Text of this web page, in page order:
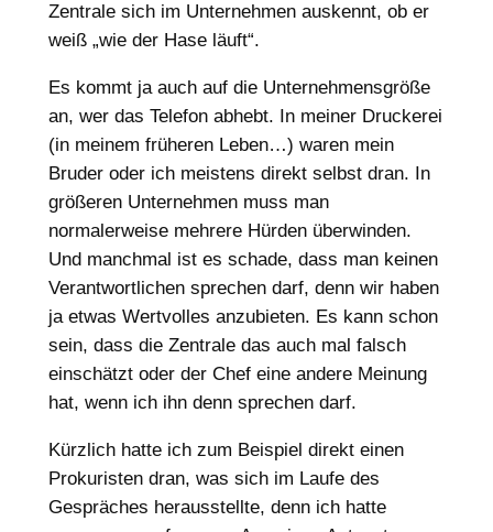
Zentrale sich im Unternehmen auskennt, ob er
weiß „wie der Hase läuft“.
Es kommt ja auch auf die Unternehmensgröße
an, wer das Telefon abhebt. In meiner Druckerei
(in meinem früheren Leben…) waren mein
Bruder oder ich meistens direkt selbst dran. In
größeren Unternehmen muss man
normalerweise mehrere Hürden überwinden.
Und manchmal ist es schade, dass man keinen
Verantwortlichen sprechen darf, denn wir haben
ja etwas Wertvolles anzubieten. Es kann schon
sein, dass die Zentrale das auch mal falsch
einschätzt oder der Chef eine andere Meinung
hat, wenn ich ihn denn sprechen darf.
Kürzlich hatte ich zum Beispiel direkt einen
Prokuristen dran, was sich im Laufe des
Gespräches herausstellte, denn ich hatte